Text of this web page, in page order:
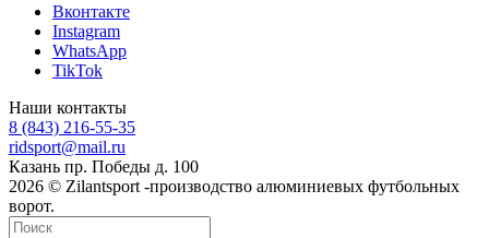
Вконтакте
Instagram
WhatsApp
TikTok
Наши контакты
8 (843) 216-55-35
ridsport@mail.ru
Казань пр. Победы д. 100
2026 © Zilantsport -производство алюминиевых футбольных
ворот.